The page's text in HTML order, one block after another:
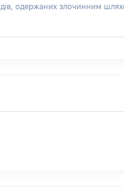
одержаних злочинним